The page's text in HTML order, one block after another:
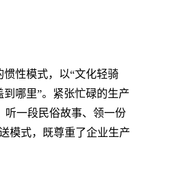
性模式，以“文化轻骑
哪里”。紧张忙碌的生产
一段民俗故事、领一份
模式，既尊重了企业生产